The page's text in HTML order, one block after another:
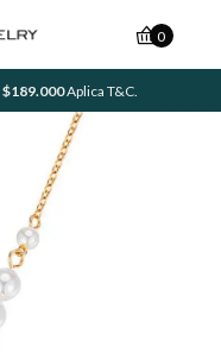
$189.000Aplica T&C.
0